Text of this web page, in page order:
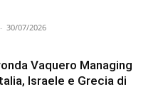
- 30/07/2026
Vaquero Managing
Israele e Grecia di